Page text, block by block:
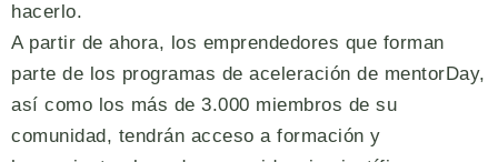
hacerlo.
A partir de ahora, los emprendedores que forman
parte de los programas de aceleración de mentorDay,
así como los más de 3.000 miembros de su
comunidad, tendrán acceso a formación y